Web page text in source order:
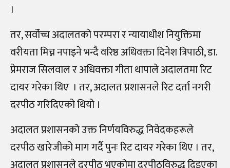
।
तर, सर्वोच्च अदालतको परम्परा र न्यायाधीश नियुक्तिमा
वरीयता मिच्न नपाइने भन्दै वरिष्ठ अधिवक्ता दिनेश त्रिपाठी, डा.
प्रेमराज सिलवाल र अधिवक्ता गीता थापाले अदालतमा रिट
दायर गरेका थिए । तर, अदालत प्रशासनले रिट दर्ता नगरी
दरपीठ गरिदिएको थियो ।
अदालत प्रशासनको उक्त निर्णयविरुद्ध निवेदकहरूले
दरपीठ खारेजीको माग गर्दै पुनः रिट दायर गरेका थिए । तर,